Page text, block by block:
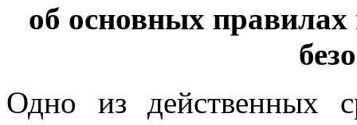
об основных правилах
Одно из действенных